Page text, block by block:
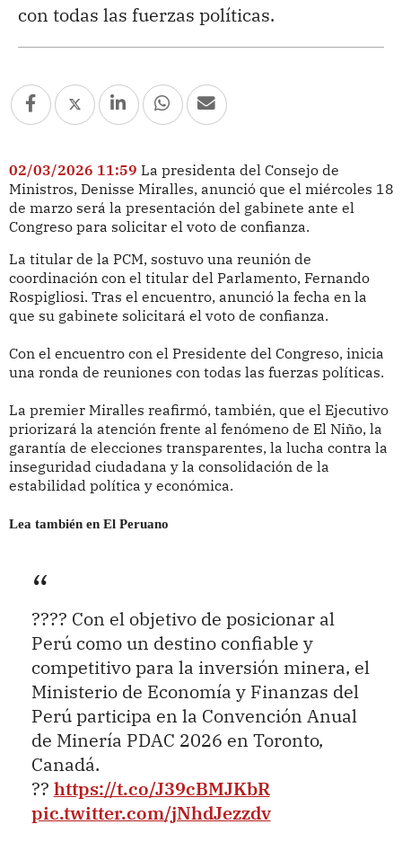
con todas las fuerzas políticas.
02/03/2026 11:59 La presidenta del Consejo de
Ministros, Denisse Miralles, anunció que el miércoles 18
de marzo será la presentación del gabinete ante el
Congreso para solicitar el voto de confianza.
La titular de la PCM, sostuvo una reunión de
coordinación con el titular del Parlamento, Fernando
Rospigliosi. Tras el encuentro, anunció la fecha en la
que su gabinete solicitará el voto de confianza.
Con el encuentro con el Presidente del Congreso, inicia
una ronda de reuniones con todas las fuerzas políticas.
La premier Miralles reafirmó, también, que el Ejecutivo
priorizará la atención frente al fenómeno de El Niño, la
garantía de elecciones transparentes, la lucha contra la
inseguridad ciudadana y la consolidación de la
estabilidad política y económica.
Lea también en El Peruano
???? Con el objetivo de posicionar al
Perú como un destino confiable y
competitivo para la inversión minera, el
Ministerio de Economía y Finanzas del
Perú participa en la Convención Anual
de Minería PDAC 2026 en Toronto,
Canadá.
?? https://t.co/J39cBMJKbR
pic.twitter.com/jNhdJezzdv